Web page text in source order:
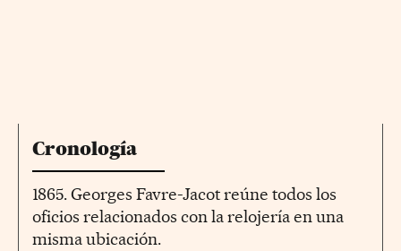
Cronología
1865. Georges Favre-Jacot reúne todos los
oficios relacionados con la relojería en una
misma ubicación.